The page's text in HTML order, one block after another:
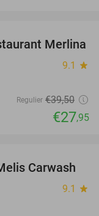
29%
Merlina
9.1 star
Regulier €39,50
€27,95
45%
Carwash
9.1 star